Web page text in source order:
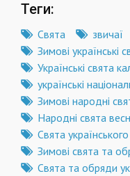
Теги:
Свята звичаї
Зимові українські
Українські свята
українські
Зимові народні
Народні свята
Свята
Зимові свята та
Свята та обряди